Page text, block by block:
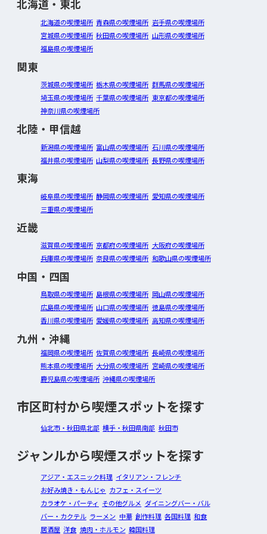
北海道・東北
北海道の喫煙場所 青森県の喫煙場所 岩手県の喫煙場所
宮城県の喫煙場所 秋田県の喫煙場所 山形県の喫煙場所
福島県の喫煙場所
関東
茨城県の喫煙場所 栃木県の喫煙場所 群馬県の喫煙場所
埼玉県の喫煙場所 千葉県の喫煙場所 東京都の喫煙場所
神奈川県の喫煙場所
北陸・甲信越
新潟県の喫煙場所 富山県の喫煙場所 石川県の喫煙場所
福井県の喫煙場所 山梨県の喫煙場所 長野県の喫煙場所
東海
岐阜県の喫煙場所 静岡県の喫煙場所 愛知県の喫煙場所
三重県の喫煙場所
近畿
滋賀県の喫煙場所 京都府の喫煙場所 大阪府の喫煙場所
兵庫県の喫煙場所 奈良県の喫煙場所 和歌山県の喫煙場所
中国・四国
鳥取県の喫煙場所 島根県の喫煙場所 岡山県の喫煙場所
広島県の喫煙場所 山口県の喫煙場所 徳島県の喫煙場所
香川県の喫煙場所 愛媛県の喫煙場所 高知県の喫煙場所
九州・沖縄
福岡県の喫煙場所 佐賀県の喫煙場所 長崎県の喫煙場所
熊本県の喫煙場所 大分県の喫煙場所 宮崎県の喫煙場所
鹿児島県の喫煙場所 沖縄県の喫煙場所
市区町村から喫煙スポットを探す
仙北市・秋田県北部 横手・秋田県南部 秋田市
ジャンルから喫煙スポットを探す
アジア・エスニック料理 イタリアン・フレンチ
お好み焼き・もんじゃ カフェ・スイーツ
カラオケ・パーティ その他グルメ ダイニングバー・バル
バー・カクテル ラーメン 中華 創作料理 各国料理 和食
居酒屋 洋食 焼肉・ホルモン 韓国料理